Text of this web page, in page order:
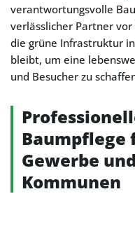
verantwortungsvolle
verlässlicher Partner
die grüne Infrastruktur
bleibt, um eine
und Besucher zu
Baumpflege
Gewerbe und
Kommunen